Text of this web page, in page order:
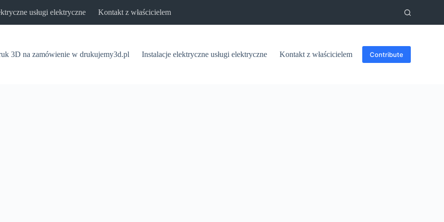
usługi elektryczne Kontakt z właścicielem
3D na zamówienie w drukujemy3d.pl Instalacje elektryczne usługi elektryczne Kontakt z właścicielem Contribute